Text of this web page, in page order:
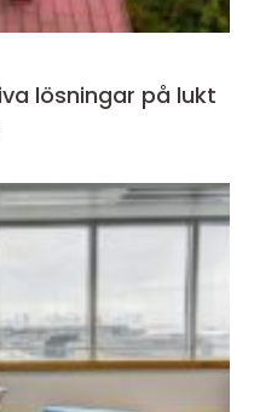
lösningar på lukt